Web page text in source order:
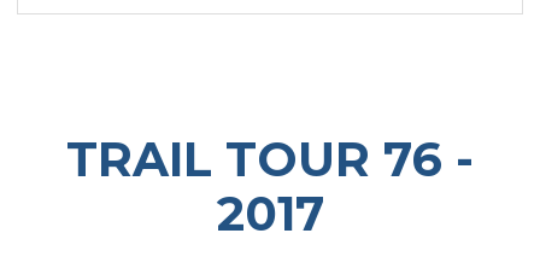
TRAIL TOUR 76 -
2017